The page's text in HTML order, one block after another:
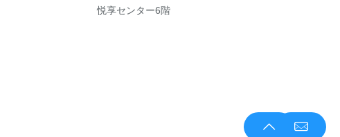
悦享センター6階